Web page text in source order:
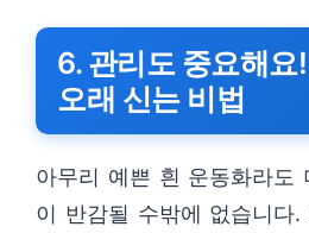
6. 관리도 중요해요
오래 신는 비법
아무리 예쁜 흰 운동화라도
이 반감될 수밖에 없습니다.